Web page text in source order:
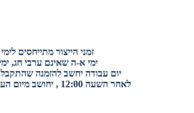
זמני הייצור מתייחסים
ימי א-ה שאינם ערבי חג,
יום עבודה יחשב להזמנה שהתקבלה
לאחר השעה 12:00 , יחושב מיום העבודה הראשון שלאחריו.